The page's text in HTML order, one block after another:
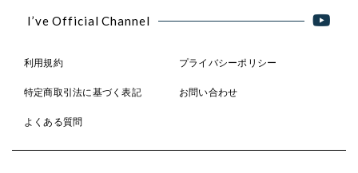
I’ve Official Channel
利用規約 プライバシーポリシー
特定商取引法に基づく表記 お問い合わせ
よくある質問